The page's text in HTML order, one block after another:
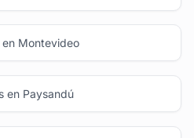
en Montevideo
en Paysandú